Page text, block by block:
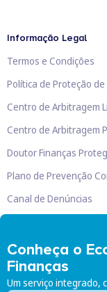
Conheça o
Finanças
Um serviço integrado,
Informação Legal
Termos e Condições
Política de Proteção de
Centro de Arbitragem
Centro de Arbitragem
Doutor Finanças
Plano de Prevenção
Canal de Denúncias